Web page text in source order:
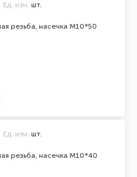
резьба, насечка М10*50
Ед. изм. шт.
резьба, насечка М10*40
Ед. изм. шт.